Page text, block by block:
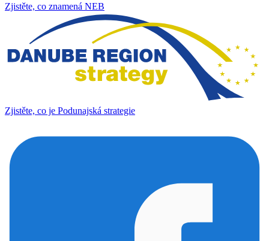
Zjistěte, co znamená NEB
Zjistěte, co je Podunajská strategie